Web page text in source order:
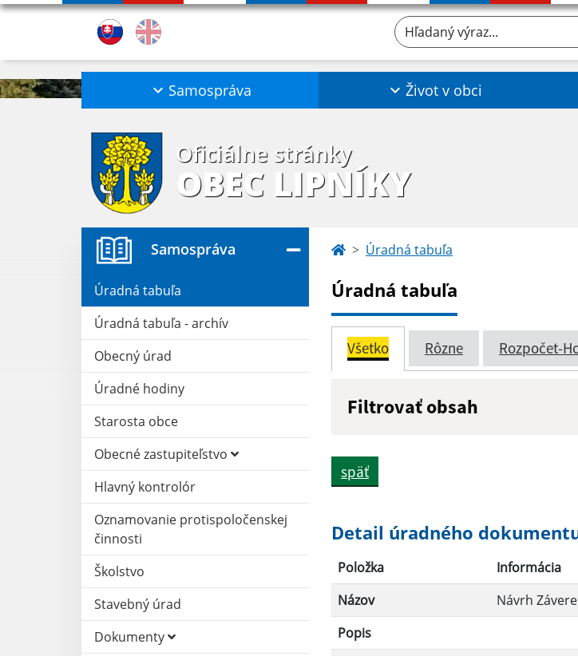
Hľadaný výraz...
Samospráva Život v obci
Oficiálne stránky
OBEC LIPNÍKY
Samospráva
Úradná tabuľa
Úradná tabuľa - archív
Obecný úrad
Úradné hodiny
Starosta obce
Obecné zastupiteľstvo
Hlavný kontrolór
Oznamovanie protispoločenskej
činnosti
Školstvo
Stavebný úrad
Dokumenty
Úradná tabuľa
Úradná tabuľa
Všetko Rôzne Rozpočet-
Filtrovať obsah
Filtrovať
späť
Detail úradného
Položka
Informácia
Názov
Návrh
Popis